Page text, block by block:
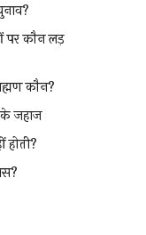
पर कौन लड़
कौन?
के जहाज
होती?